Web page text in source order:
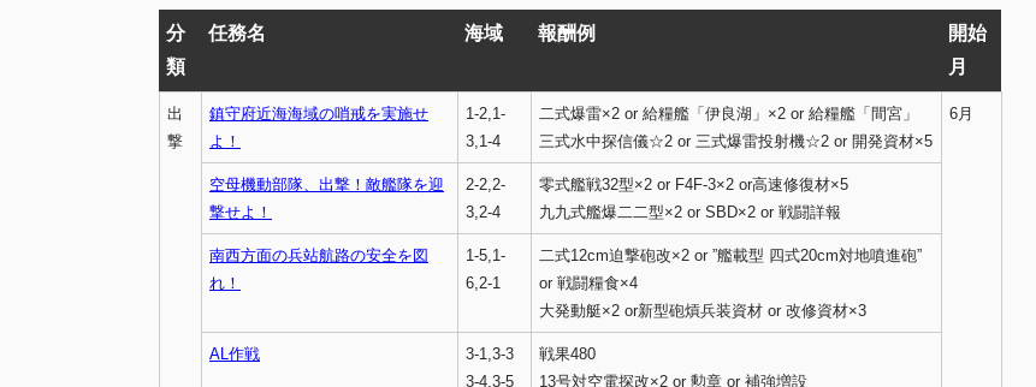
分
類
任務名 海域 報酬例
開始
月
出
撃
鎮守府近海海域の哨戒を実施せ
よ！
1-2,1-
3,1-4
二式爆雷×2 or 給糧艦「伊良湖」×2 or 給糧艦「間宮」
三式水中探信儀☆2 or 三式爆雷投射機☆2 or 開発資材×5
6月
空母機動部隊、出撃！敵艦隊を迎
撃せよ！
2-2,2-
3,2-4
零式艦戦32型×2 or F4F-3×2 or高速修復材×5
九九式艦爆二二型×2 or SBD×2 or 戦闘詳報
南西方面の兵站航路の安全を図
れ！
1-5,1-
6,2-1
二式12cm迫撃砲改×2 or ”艦載型 四式20cm対地噴進砲”
or 戦闘糧食×4
大発動艇×2 or新型砲熕兵装資材 or 改修資材×3
AL作戦
3-1,3-3
3-4,3-5
戦果480
13号対空電探改×2 or 勲章 or 補強増設